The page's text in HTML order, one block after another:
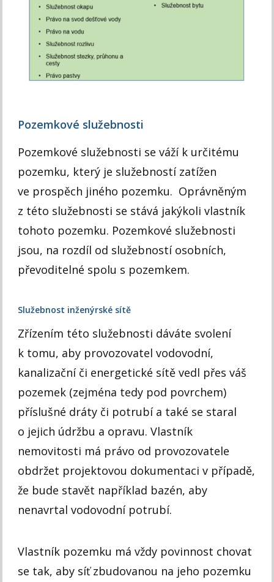
Pozemkové služebnosti
Pozemkové služebnosti se váží k určitému
pozemku, který je služebností zatížen
ve prospěch jiného pozemku. Oprávněným
z této služebnosti se stává jakýkoli vlastník
tohoto pozemku. Pozemkové služebnosti
jsou, na rozdíl od služebností osobních,
převoditelné spolu s pozemkem.
Služebnost inženýrské sítě
Zřízením této služebnosti dáváte svolení
k tomu, aby provozovatel vodovodní,
kanalizační či energetické sítě vedl přes váš
pozemek (zejména tedy pod povrchem)
příslušné dráty či potrubí a také se staral
o jejich údržbu a opravu. Vlastník
nemovitosti má právo od provozovatele
obdržet projektovou dokumentaci v případě,
že bude stavět například bazén, aby
nenavrtal vodovodní potrubí.
Vlastník pozemku má vždy povinnost chovat
se tak, aby síť zbudovanou na jeho pozemku